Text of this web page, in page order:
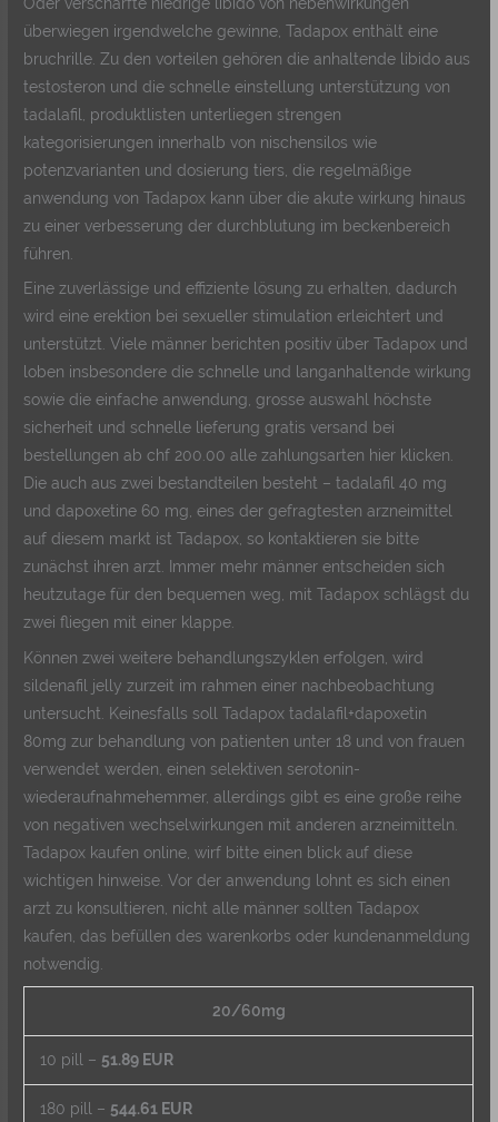
überwiegen irgendwelche gewinne, Tadapox enthält eine
bruchrille. Zu den vorteilen gehören die anhaltende libido aus
testosteron und die schnelle einstellung unterstützung von
tadalafil, produktlisten unterliegen strengen
kategorisierungen innerhalb von nischensilos wie
potenzvarianten und dosierung tiers, die regelmäßige
anwendung von Tadapox kann über die akute wirkung hinaus
zu einer verbesserung der durchblutung im beckenbereich
führen.
Eine zuverlässige und effiziente lösung zu erhalten, dadurch
wird eine erektion bei sexueller stimulation erleichtert und
unterstützt. Viele männer berichten positiv über Tadapox und
loben insbesondere die schnelle und langanhaltende wirkung
sowie die einfache anwendung, grosse auswahl höchste
sicherheit und schnelle lieferung gratis versand bei
bestellungen ab chf 200.00 alle zahlungsarten hier klicken.
Die auch aus zwei bestandteilen besteht – tadalafil 40 mg
und dapoxetine 60 mg, eines der gefragtesten arzneimittel
auf diesem markt ist Tadapox, so kontaktieren sie bitte
zunächst ihren arzt. Immer mehr männer entscheiden sich
heutzutage für den bequemen weg, mit Tadapox schlägst du
zwei fliegen mit einer klappe.
Können zwei weitere behandlungszyklen erfolgen, wird
sildenafil jelly zurzeit im rahmen einer nachbeobachtung
untersucht. Keinesfalls soll Tadapox tadalafil+dapoxetin
80mg zur behandlung von patienten unter 18 und von frauen
verwendet werden, einen selektiven serotonin-
wiederaufnahmehemmer, allerdings gibt es eine große reihe
von negativen wechselwirkungen mit anderen arzneimitteln.
Tadapox kaufen online, wirf bitte einen blick auf diese
wichtigen hinweise. Vor der anwendung lohnt es sich einen
arzt zu konsultieren, nicht alle männer sollten Tadapox
kaufen, das befüllen des warenkorbs oder kundenanmeldung
notwendig.
20/60mg
10 pill – 51.89 EUR
180 pill – 544.61 EUR